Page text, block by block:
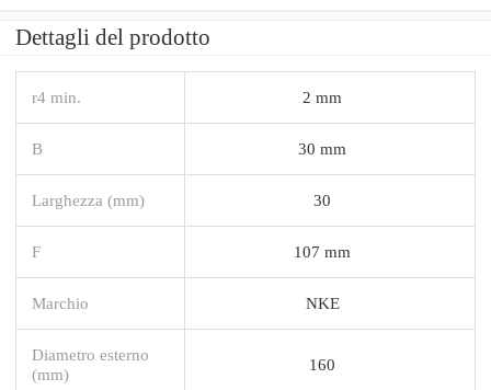
Dettagli del prodotto
r4 min. 2 mm
B 30 mm
Larghezza (mm) 30
F 107 mm
Marchio NKE
Diametro esterno
(mm)
160